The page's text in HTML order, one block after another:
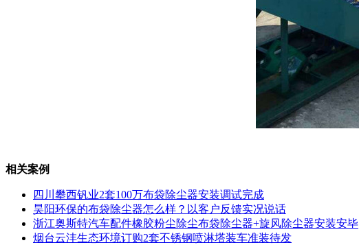
相关案例
四川攀西钒业2套100万布袋除尘器安装调试完成
昊阳环保的布袋除尘器怎么样？以客户反馈实况说话
浙江奥斯特汽车配件橡胶粉尘除尘布袋除尘器+旋风除尘器安装安毕
烟台云沣生态环境订购2套不锈钢喷淋塔装车准装待发